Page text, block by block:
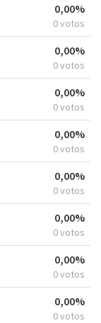
0,00%
0 votos
0,00%
0 votos
0,00%
0 votos
0,00%
0 votos
0,00%
0 votos
0,00%
0 votos
0,00%
0 votos
0,00%
0 votos